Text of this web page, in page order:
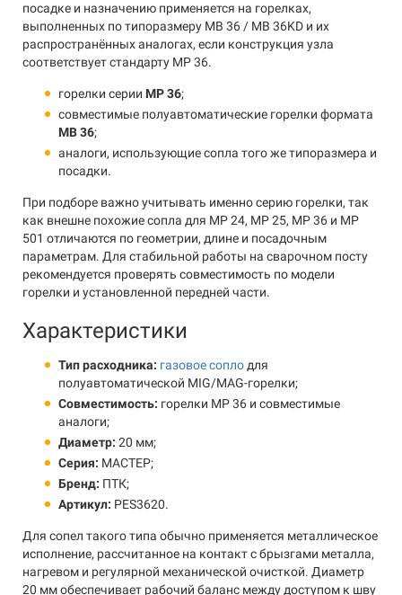
посадке и назначению применяется на горелках,
выполненных по типоразмеру MB 36 / MB 36KD и их
распространённых аналогах, если конструкция узла
соответствует стандарту MP 36.
горелки серии MP 36;
совместимые полуавтоматические горелки формата
MB 36;
аналоги, использующие сопла того же типоразмера и
посадки.
При подборе важно учитывать именно серию горелки, так
как внешне похожие сопла для MP 24, MP 25, MP 36 и MP
501 отличаются по геометрии, длине и посадочным
параметрам. Для стабильной работы на сварочном посту
рекомендуется проверять совместимость по модели
горелки и установленной передней части.
Характеристики
Тип расходника: газовое сопло для
полуавтоматической MIG/MAG-горелки;
Совместимость: горелки MP 36 и совместимые
аналоги;
Диаметр: 20 мм;
Серия: МАСТЕР;
Бренд: ПТК;
Артикул: PES3620.
Для сопел такого типа обычно применяется металлическое
исполнение, рассчитанное на контакт с брызгами металла,
нагревом и регулярной механической очисткой. Диаметр
20 мм обеспечивает рабочий баланс между доступом к шву